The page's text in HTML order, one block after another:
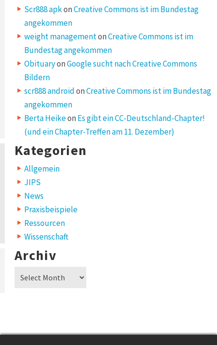
Scr888 apkonCreative Commons ist im Bundestag
angekommen
weight managementonCreative Commons ist im
Bundestag angekommen
ObituaryonGoogle sucht nach Creative Commons
Bildern
scr888 androidonCreative Commons ist im Bundestag
angekommen
Berta Heikeon Es gibt ein CC-Deutschland-Chapter!
(und ein Chapter-Treffen am 11. Dezember)
Kategorien
Allgemein
JIPS
News
Praxisbeispiele
Ressourcen
Wissenschaft
Archiv
Archiv